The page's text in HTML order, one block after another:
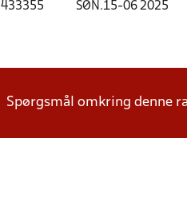
433355 SØN.15-06 2025
Spørgsmål omkring denne